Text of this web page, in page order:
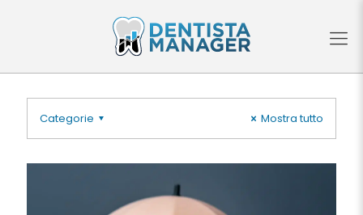
Categorie Mostra tutto